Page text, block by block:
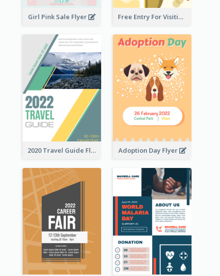
Girl Pink Sale Flyer Free Entry For Visiting Art Fest Flyer
2020 Travel Guide Flyer Adoption Day Flyer